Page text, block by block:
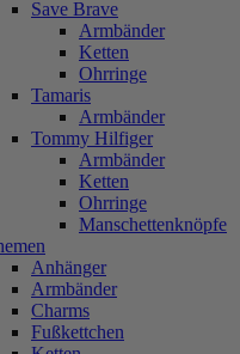
Save Brave
Armbänder
Ketten
Ohrringe
Tamaris
Armbänder
Tommy Hilfiger
Armbänder
Ketten
Ohrringe
Manschettenknöpfe
Anhänger
Armbänder
Charms
Fußkettchen